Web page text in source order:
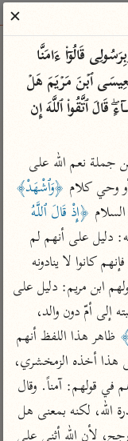
معاجم
معاصرة
الميسر
المختصر في
التفسير
تفسير السعدي
أيسر التفاسير
القرآن – تدبر وعمل
تفسير ابن عثيمين
✕
وحي كلام ﴿وَٱشْهَدْ﴾